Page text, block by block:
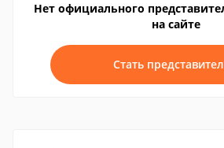
Нет официального
на сайте
Стать